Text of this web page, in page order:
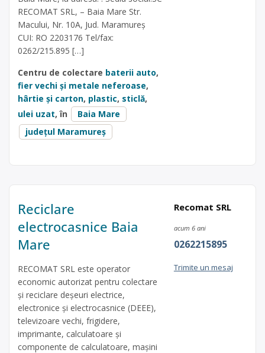
RECOMAT SRL, – Baia Mare Str.
Macului, Nr. 10A, Jud. Maramureș
CUI: RO 2203176 Tel/fax:
0262/215.895 […]
Centru de colectare baterii auto,
fier vechi și metale neferoase,
hârtie și carton, plastic, sticlă,
ulei uzat, în
Baia Mare
județul Maramureș
Reciclare
electrocasnice Baia
Mare
RECOMAT SRL este operator
economic autorizat pentru colectare
și reciclare deșeuri electrice,
electronice și electrocasnice (DEEE),
televizoare vechi, frigidere,
imprimante, calculatoare și
componente de calculatoare, mașini
Recomat SRL
acum 6 ani
0262215895
Trimite un mesaj